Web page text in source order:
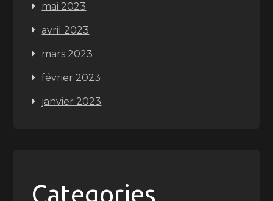
mai 2023
avril 2023
mars 2023
février 2023
janvier 2023
Categories